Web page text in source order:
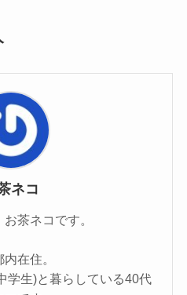
ネコ
茶ネコです。
在住。
学生)と暮らしている40代